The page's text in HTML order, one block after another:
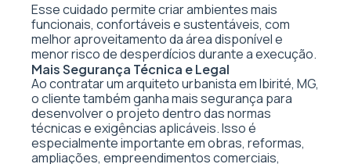
Esse cuidado permite criar ambientes mais
funcionais, confortáveis e sustentáveis, com
melhor aproveitamento da área disponível e
menor risco de desperdícios durante a execução.
Mais Segurança Técnica e Legal
Ao contratar um arquiteto urbanista em Ibirité, MG,
o cliente também ganha mais segurança para
desenvolver o projeto dentro das normas
técnicas e exigências aplicáveis. Isso é
especialmente importante em obras, reformas,
ampliações, empreendimentos comerciais,